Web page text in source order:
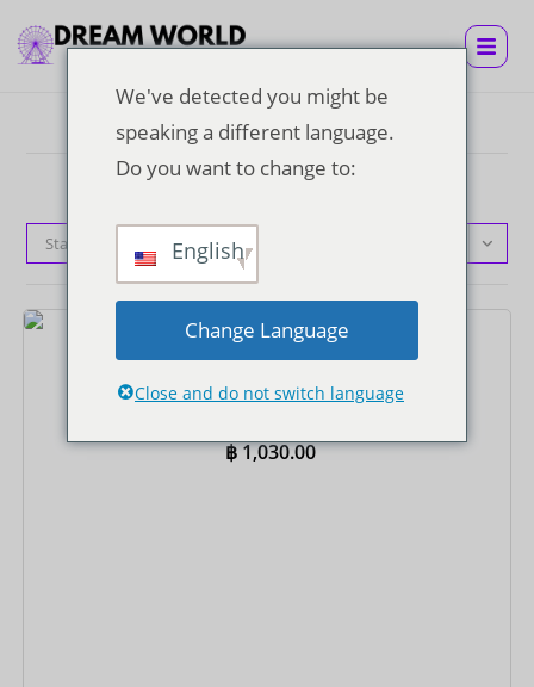
Standardsortierung
Tickets
Super Visa Ticket
฿1,030.00
We've detected you might be
speaking a different language.
Do you want to change to:
English
Change Language
Close and do not switch language